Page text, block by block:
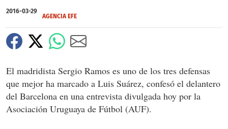
2016-03-29
AGENCIA EFE
El madridista Sergio Ramos es uno de los tres defensas
que mejor ha marcado a Luis Suárez, confesó el delantero
del Barcelona en una entrevista divulgada hoy por la
Asociación Uruguaya de Fútbol (AUF).